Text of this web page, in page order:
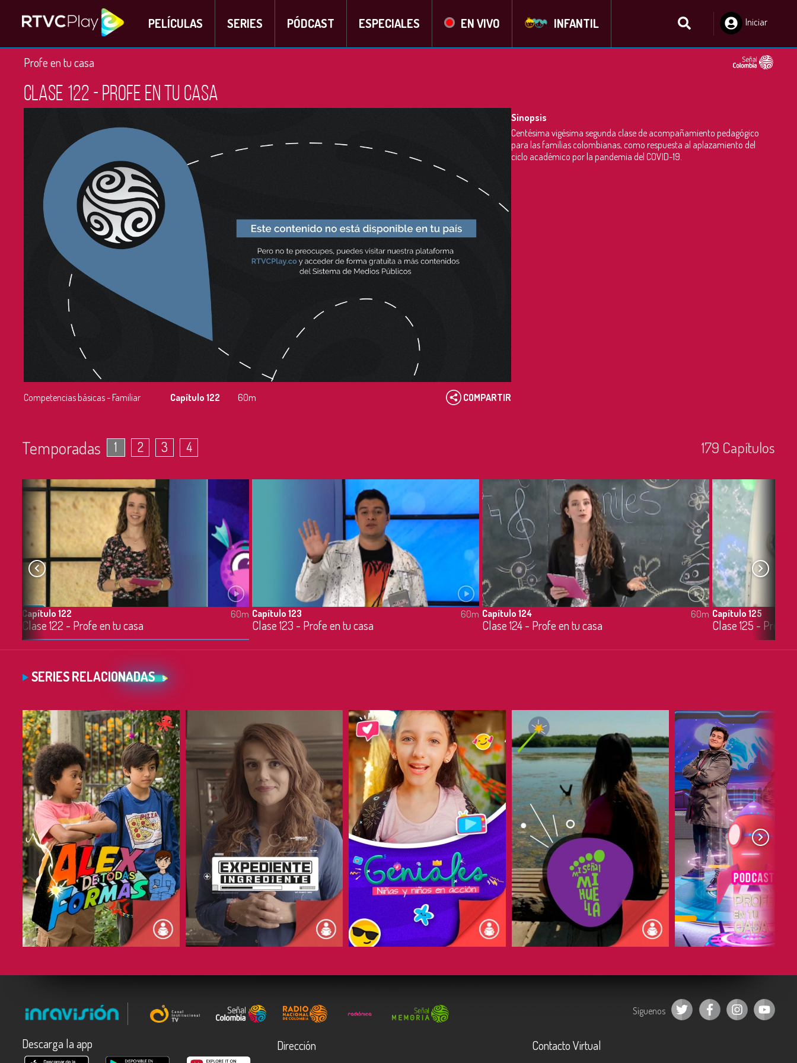
PELÍCULAS SERIES PÓDCAST ESPECIALES EN VIVO INFANTIL
Iniciar
Profe en tu casa
Clase 122 - Profe en tu casa
Competencias básicas - Familiar Capítulo 122 60m COMPARTIR
Sinopsis
Centésima vigésima segunda clase de acompañamiento pedagógico
para las familias colombianas, como respuesta al aplazamiento del
ciclo académico por la pandemia del COVID-19.
Temporadas 1 2 3 4 179 Capí­tulos
Capítulo 122
Clase 122 - Profe en tu casa
60m Capítulo 123
Clase 123 - Profe en tu casa
60m Capítulo 124
Clase 124 - Profe en tu casa
60m Capítulo 125
Clase 125 - Profe
SERIES RELACIONADAS
COMPARTIR COMPARTIR COMPARTIR COMPARTIR COMPARTIR
Síguenos
Descarga la app Dirección Contacto Virtual